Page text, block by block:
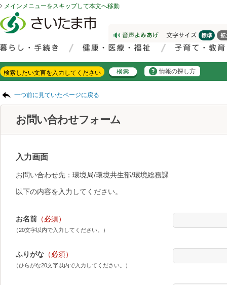
メインメニューをスキップして本文へ移動
情報の探し方
一つ前に見ていたページに戻る
お問い合わせフォーム
入力画面
お問い合わせ先：環境局/環境共生部/環境総務課
以下の内容を入力してください。
お名前 （必須）
（20文字以内で入力してください。）
ふりがな （必須）
（ひらがな20文字以内で入力してください。）